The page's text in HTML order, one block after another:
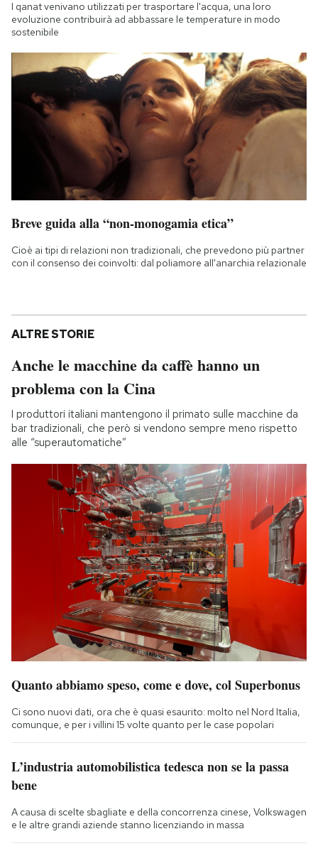
I qanat venivano utilizzati per trasportare l'acqua, una loro
evoluzione contribuirà ad abbassare le temperature in modo
sostenibile
Breve guida alla “non-monogamia etica”
Cioè ai tipi di relazioni non tradizionali, che prevedono più partner
con il consenso dei coinvolti: dal poliamore all'anarchia relazionale
ALTRE STORIE
Anche le macchine da caffè hanno un
problema con la Cina
I produttori italiani mantengono il primato sulle macchine da
bar tradizionali, che però si vendono sempre meno rispetto
alle “superautomatiche”
Quanto abbiamo speso, come e dove, col Superbonus
Ci sono nuovi dati, ora che è quasi esaurito: molto nel Nord Italia,
comunque, e per i villini 15 volte quanto per le case popolari
L’industria automobilistica tedesca non se la passa
bene
A causa di scelte sbagliate e della concorrenza cinese, Volkswagen
e le altre grandi aziende stanno licenziando in massa